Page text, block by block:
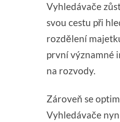
Vyhledávače
svou cestu při
rozdělení
první významné
na rozvody.
Zároveň se
Vyhledávače